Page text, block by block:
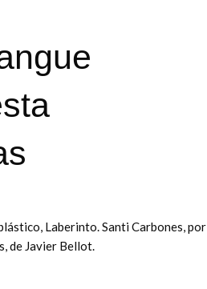
Laberinto. Santi Carbones, por
de Javier Bellot.